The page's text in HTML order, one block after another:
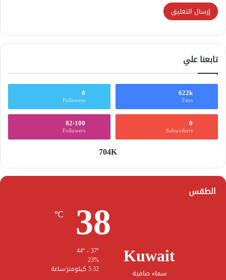
تابعنا علي
622k
Fans
0
Followers
0
Subscribers
82٬100
Followers
704K
الطقس
Kuwait
سماء صافية
38
℃
23%
5.32 كيلومتر/ساعة